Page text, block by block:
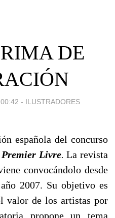
DE
- ILUSTRADORES
española del concurso
Premier Livre. La revista
convocándolo desde
2007. Su objetivo es
valor de los artistas por
propone un tema